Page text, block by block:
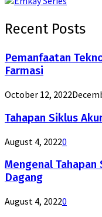
Recent Posts
Pemanfaatan
Farmasi
October 12, 2022
Tahapan Siklus
August 4, 20220
Mengenal Tahapan
Dagang
August 4, 20220